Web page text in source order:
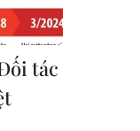
tác